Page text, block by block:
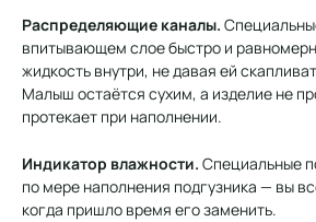
Распределяющие каналы.
впитывающем слое быстро и
жидкость внутри, не давая ей
Малыш остаётся сухим, а изделие не
протекает при наполнении.
Индикатор влажности. Специальные
по мере наполнения подгузника — вы
когда пришло время его заменить.